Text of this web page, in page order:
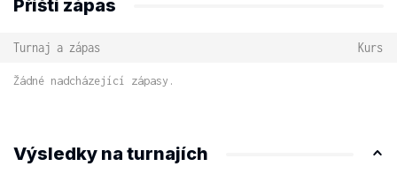
Příští zápas
Turnaj a zápas Kurs
Žádné nadcházející zápasy.
Výsledky na turnajích